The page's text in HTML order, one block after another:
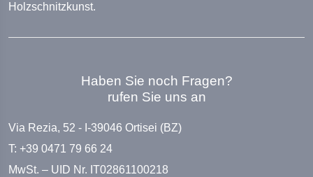
Holzschnitzkunst.
Haben Sie noch Fragen?
rufen Sie uns an
Via Rezia, 52 - I-39046 Ortisei (BZ)
T: +39 0471 79 66 24
MwSt. – UID Nr. IT02861100218